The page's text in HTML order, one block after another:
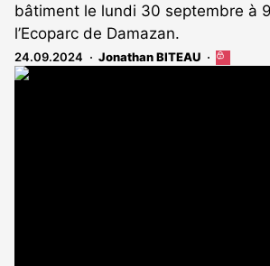
bâtiment le lundi 30 septembre à
l’Ecoparc de Damazan.
24.09.2024 Jonathan BITEAU
Cet